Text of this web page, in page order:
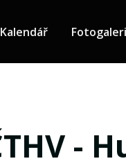
Kalendář
-